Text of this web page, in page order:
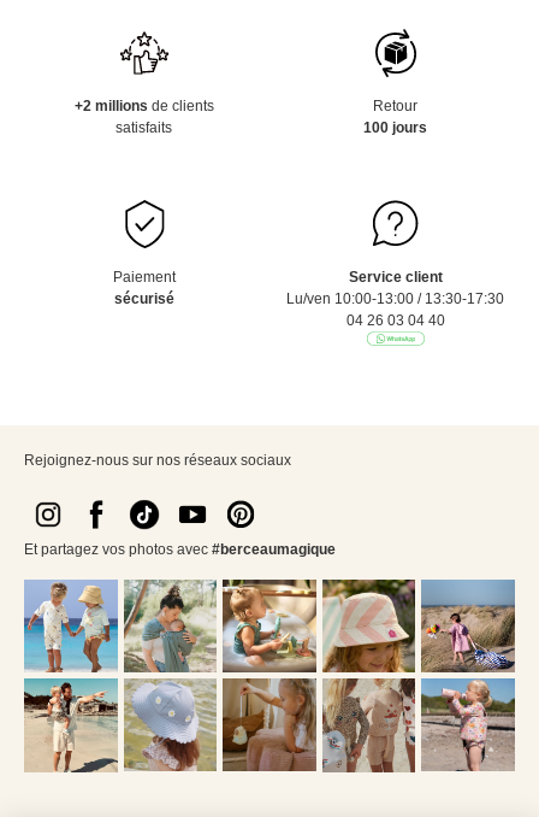
+2 millions de clients
satisfaits
Retour
100 jours
Paiement
sécurisé
Service client
Lu/ven 10:00-13:00 / 13:30-17:30
04 26 03 04 40
Rejoignez-nous sur nos réseaux sociaux
Et partagez vos photos avec #berceaumagique